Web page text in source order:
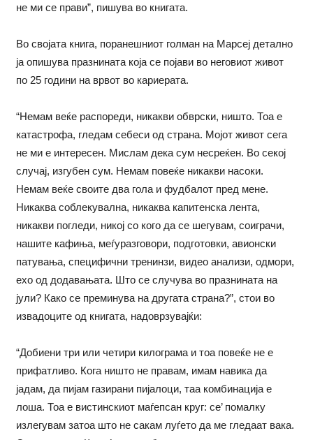
не ми се прави”, пишува во книгата.
Во својата книга, поранешниот голман на Марсеј детално
ја опишува празнината која се појави во неговиот живот
по 25 години на врвот во кариерата.
“Немам веќе распореди, никакви обврски, ништо. Тоа е
катастрофа, гледам себеси од страна. Мојот живот сега
не ми е интересен. Мислам дека сум несреќен. Во секој
случај, изгубен сум. Немам повеќе никакви насоки.
Немам веќе своите два гола и фудбалот пред мене.
Никаква соблекувална, никаква капитенска лента,
никакви погледи, никој со кого да се шегувам, соиграчи,
нашите кафиња, меѓуразговори, подготовки, авионски
патувања, специфични тренинзи, видео анализи, одмори,
ехо од додавањата. Што се случува во празнината на
јули? Како се преминува на другата страна?”, стои во
извадоците од книгата, надоврзувајќи:
“Добиени три или четири килограма и тоа повеќе не е
прифатливо. Кога ништо не правам, имам навика да
јадам, да пијам газирани пијалоци, таа комбинација е
лоша. Тоа е вистинскиот маѓепсан круг: се’ помалку
излегувам затоа што не сакам луѓето да ме гледаат вака.